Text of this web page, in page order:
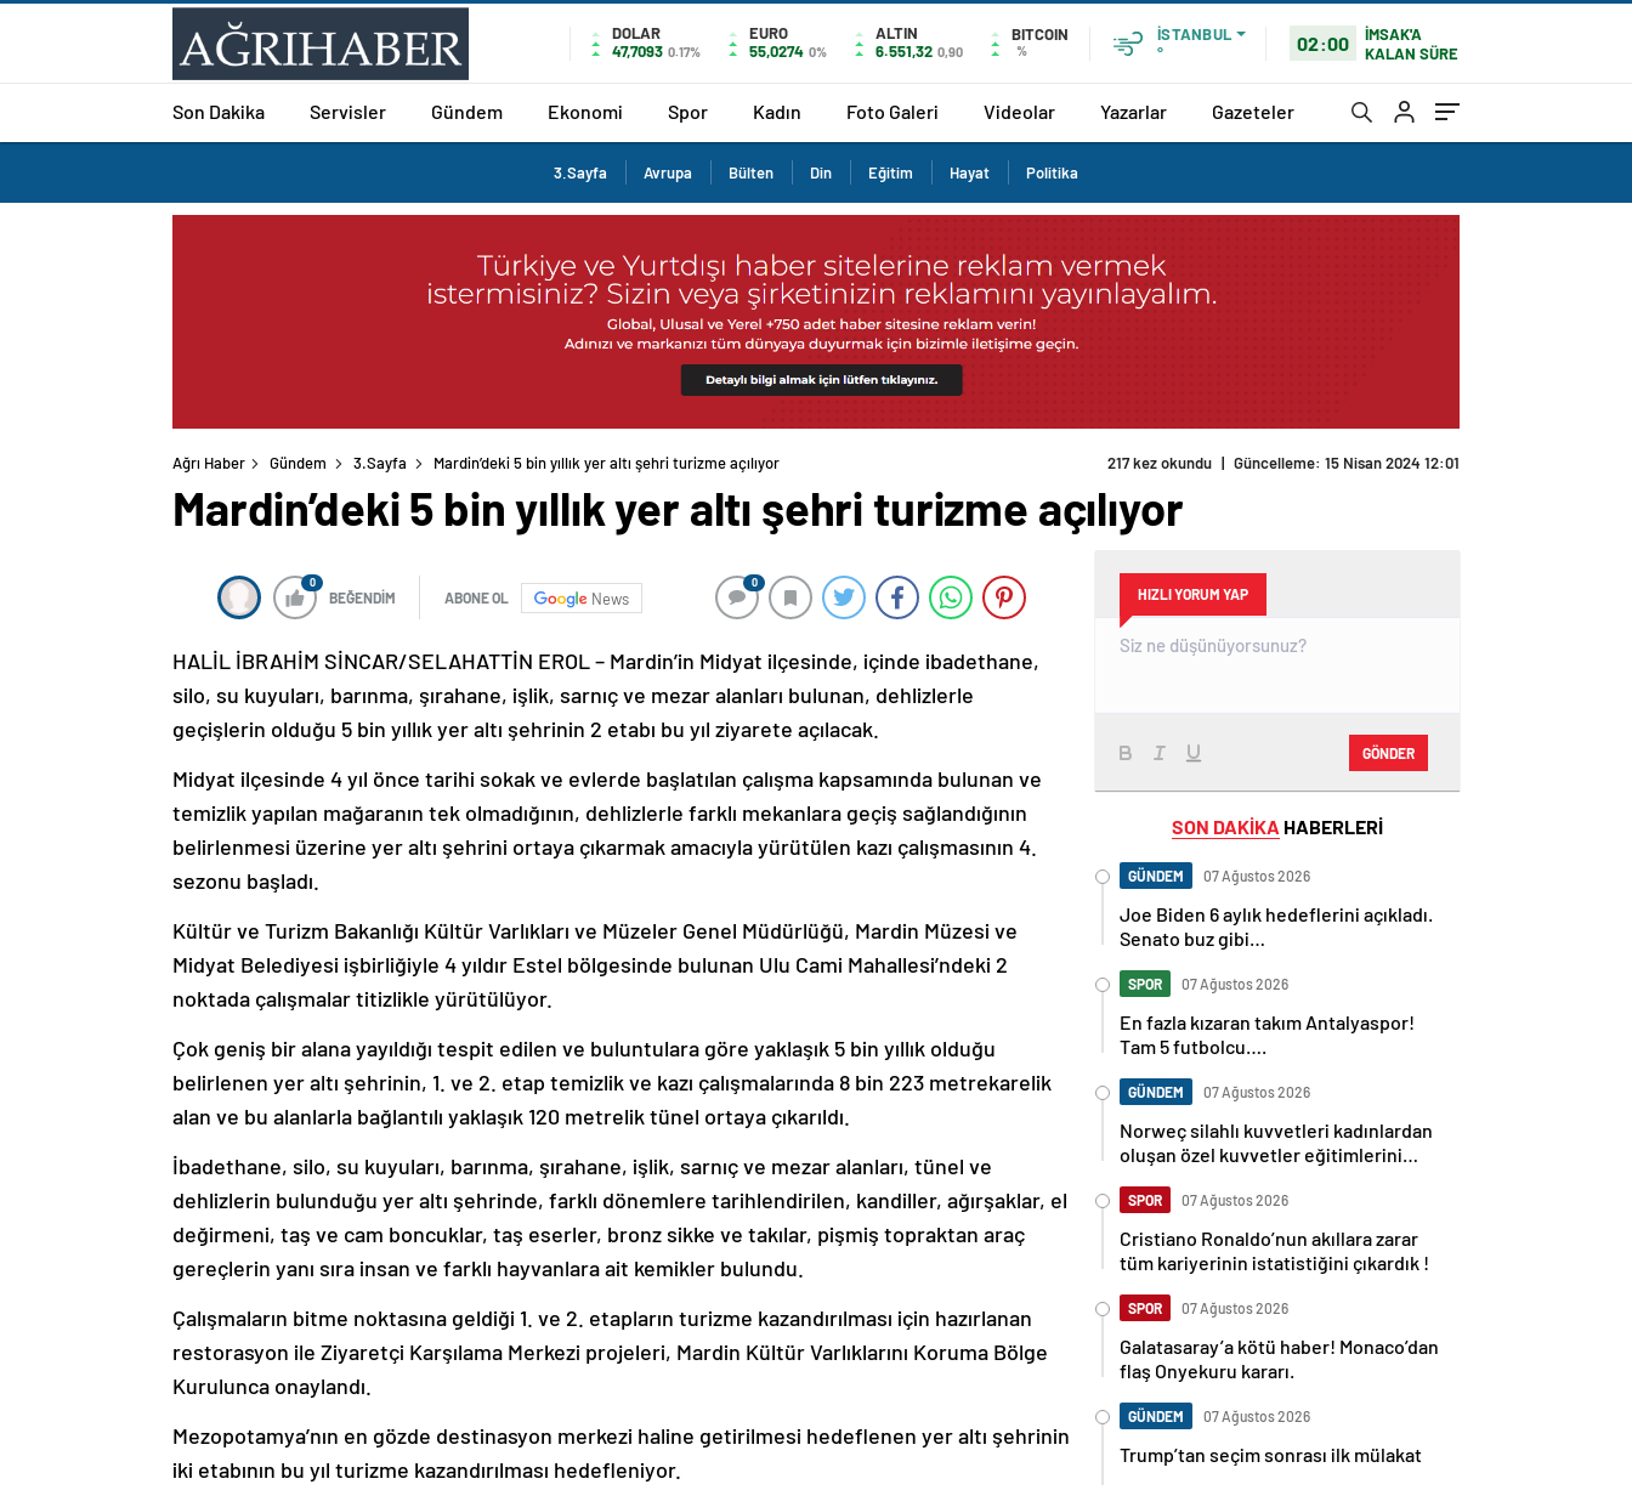
DOLAR
47,7093 0.17%
EURO
55,0274 0%
ALTIN
6.551,32 0,90
BITCOIN
%
İSTANBUL
°
02:00
İMSAK'A
KALAN SÜRE
Son Dakika Servisler Gündem Ekonomi Spor Kadın Foto Galeri Videolar Yazarlar Gazeteler
3.Sayfa Avrupa Bülten Din Eğitim Hayat Politika
Ağrı Haber Gündem 3.Sayfa Mardin’deki 5 bin yıllık yer altı şehri turizme açılıyor 217 kez okundu | Güncelleme: 15 Nisan 2024 12:01
Mardin’deki 5 bin yıllık yer altı şehri turizme açılıyor
0
BEĞENDİM ABONE OL News
0
HALİL İBRAHİM SİNCAR/SELAHATTİN EROL – Mardin’in Midyat ilçesinde, içinde ibadethane,
silo, su kuyuları, barınma, şırahane, işlik, sarnıç ve mezar alanları bulunan, dehlizlerle
geçişlerin olduğu 5 bin yıllık yer altı şehrinin 2 etabı bu yıl ziyarete açılacak.
Midyat ilçesinde 4 yıl önce tarihi sokak ve evlerde başlatılan çalışma kapsamında bulunan ve
temizlik yapılan mağaranın tek olmadığının, dehlizlerle farklı mekanlara geçiş sağlandığının
belirlenmesi üzerine yer altı şehrini ortaya çıkarmak amacıyla yürütülen kazı çalışmasının 4.
sezonu başladı.
Kültür ve Turizm Bakanlığı Kültür Varlıkları ve Müzeler Genel Müdürlüğü, Mardin Müzesi ve
Midyat Belediyesi işbirliğiyle 4 yıldır Estel bölgesinde bulunan Ulu Cami Mahallesi’ndeki 2
noktada çalışmalar titizlikle yürütülüyor.
Çok geniş bir alana yayıldığı tespit edilen ve buluntulara göre yaklaşık 5 bin yıllık olduğu
belirlenen yer altı şehrinin, 1. ve 2. etap temizlik ve kazı çalışmalarında 8 bin 223 metrekarelik
alan ve bu alanlarla bağlantılı yaklaşık 120 metrelik tünel ortaya çıkarıldı.
İbadethane, silo, su kuyuları, barınma, şırahane, işlik, sarnıç ve mezar alanları, tünel ve
dehlizlerin bulunduğu yer altı şehrinde, farklı dönemlere tarihlendirilen, kandiller, ağırşaklar, el
değirmeni, taş ve cam boncuklar, taş eserler, bronz sikke ve takılar, pişmiş topraktan araç
gereçlerin yanı sıra insan ve farklı hayvanlara ait kemikler bulundu.
Çalışmaların bitme noktasına geldiği 1. ve 2. etapların turizme kazandırılması için hazırlanan
restorasyon ile Ziyaretçi Karşılama Merkezi projeleri, Mardin Kültür Varlıklarını Koruma Bölge
Kurulunca onaylandı.
Mezopotamya’nın en gözde destinasyon merkezi haline getirilmesi hedeflenen yer altı şehrinin
iki etabının bu yıl turizme kazandırılması hedefleniyor.
HIZLI YORUM YAP
GÖNDER
SON DAKİKA HABERLERİ
GÜNDEM 07 Ağustos 2026
Joe Biden 6 aylık hedeflerini açıkladı.
Senato buz gibi…
SPOR 07 Ağustos 2026
En fazla kızaran takım Antalyaspor!
Tam 5 futbolcu….
GÜNDEM 07 Ağustos 2026
Norweç silahlı kuvvetleri kadınlardan
oluşan özel kuvvetler eğitimlerini
SPOR 07 Ağustos 2026
Cristiano Ronaldo’nun akıllara zarar
tüm kariyerinin istatistiğini çıkardık !
SPOR 07 Ağustos 2026
Galatasaray’a kötü haber! Monaco’dan
flaş Onyekuru kararı.
GÜNDEM 07 Ağustos 2026
Trump’tan seçim sonrası ilk mülakat